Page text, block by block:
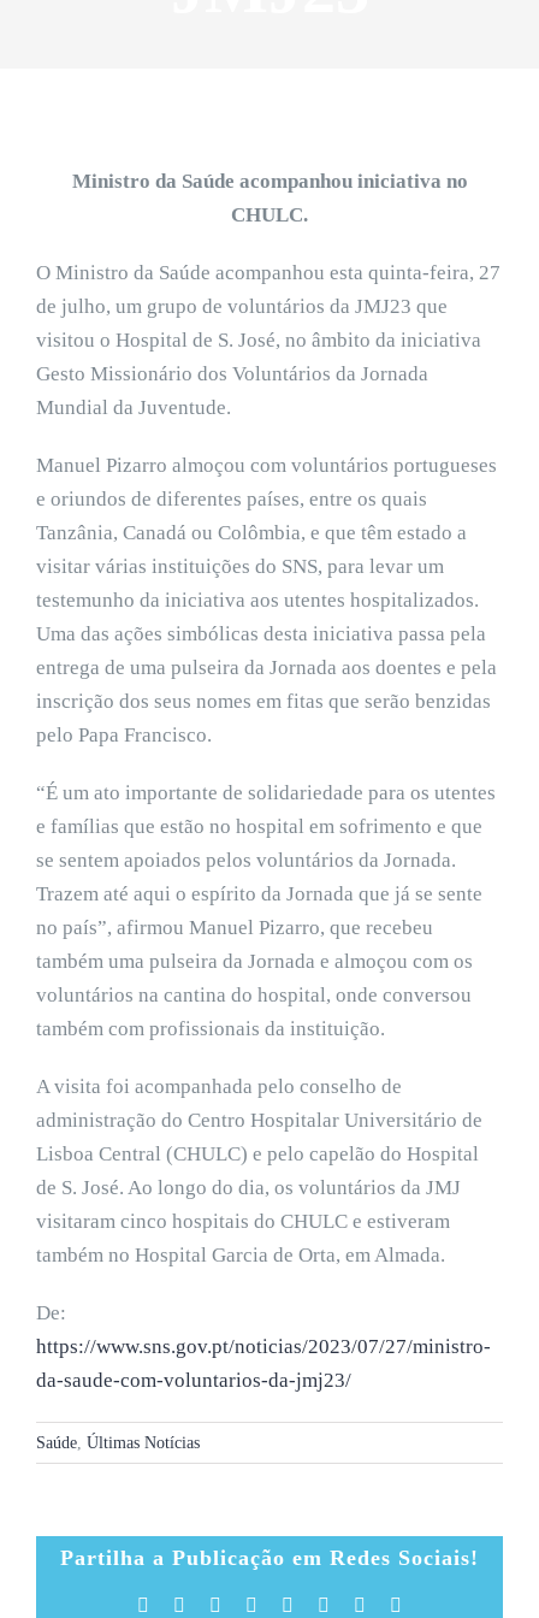
Ministro da Saúde acompanhou iniciativa no
CHULC.
O Ministro da Saúde acompanhou esta quinta-feira, 27
de julho, um grupo de voluntários da JMJ23 que
visitou o Hospital de S. José, no âmbito da iniciativa
Gesto Missionário dos Voluntários da Jornada
Mundial da Juventude.
Manuel Pizarro almoçou com voluntários portugueses
e oriundos de diferentes países, entre os quais
Tanzânia, Canadá ou Colômbia, e que têm estado a
visitar várias instituições do SNS, para levar um
testemunho da iniciativa aos utentes hospitalizados.
Uma das ações simbólicas desta iniciativa passa pela
entrega de uma pulseira da Jornada aos doentes e pela
inscrição dos seus nomes em fitas que serão benzidas
pelo Papa Francisco.
“É um ato importante de solidariedade para os utentes
e famílias que estão no hospital em sofrimento e que
se sentem apoiados pelos voluntários da Jornada.
Trazem até aqui o espírito da Jornada que já se sente
no país”, afirmou Manuel Pizarro, que recebeu
também uma pulseira da Jornada e almoçou com os
voluntários na cantina do hospital, onde conversou
também com profissionais da instituição.
A visita foi acompanhada pelo conselho de
administração do Centro Hospitalar Universitário de
Lisboa Central (CHULC) e pelo capelão do Hospital
de S. José. Ao longo do dia, os voluntários da JMJ
visitaram cinco hospitais do CHULC e estiveram
também no Hospital Garcia de Orta, em Almada.
De:
https://www.sns.gov.pt/noticias/2023/07/27/ministro-
da-saude-com-voluntarios-da-jmj23/
Saúde Últimas Notícias
Partilha a Publicação em Redes Sociais!
Facebook Reddit LinkedIn
TumblrPinterest